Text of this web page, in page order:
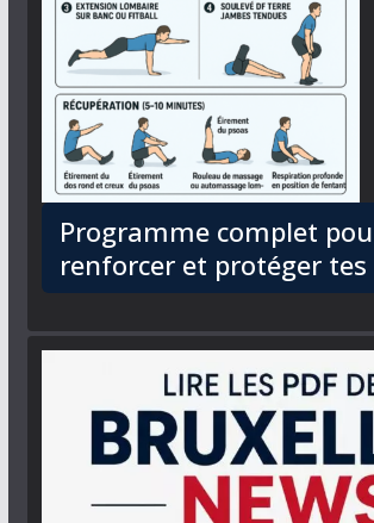
Programme complet
renforcer et protéger